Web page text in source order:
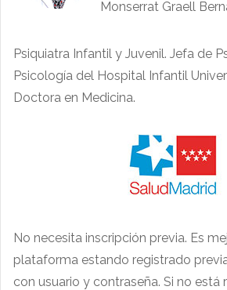
Monserrat Graell
Psiquiatra Infantil y Juvenil. Jefa de
Psicología del Hospital Infantil
Doctora en Medicina.
No necesita inscripción previa. Es
plataforma estando registrado
con usuario y contraseña. Si no está